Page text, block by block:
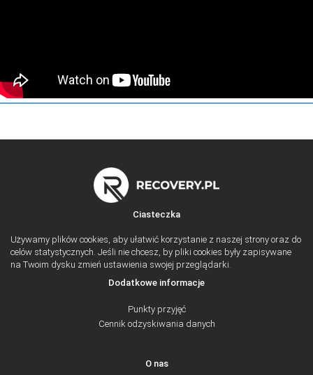
Ciasteczka
Używamy plików cookies, aby ułatwić korzystanie z naszej strony oraz do
celów statystycznych. Jeśli nie chcesz, by pliki cookies były zapisywane
na Twoim dysku zmień ustawienia swojej przeglądarki.
Dodatkowe informacje
Punkty przyjęć
Cennik odzyskiwania danych
O nas